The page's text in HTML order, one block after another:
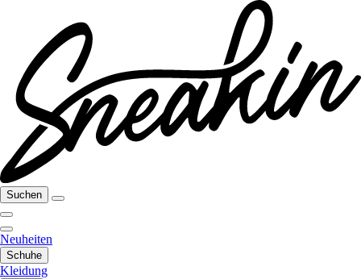
Suchen
Neuheiten
Schuhe
Kleidung